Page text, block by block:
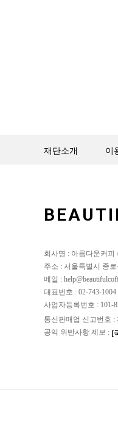
재단소개 이
회사명 : 아름다운커피
주소 : 서울특별시 종
메일 :
대표번호 : 02-743-
사업자등록번호 : 101-
통신판매업 신고번호 :
공익 위반사항 제보 : [